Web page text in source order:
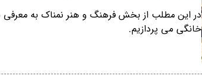
در این مطلب از بخش فرهنگ و هنر نمناک به
خانگی می پردازیم.